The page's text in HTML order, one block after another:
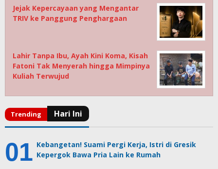
Jejak Kepercayaan yang Mengantar
TRIV ke Panggung Penghargaan
Lahir Tanpa Ibu, Ayah Kini Koma, Kisah
Fatoni Tak Menyerah hingga Mimpinya
Kuliah Terwujud
Kebangetan! Suami Pergi Kerja, Istri di Gresik
Kepergok Bawa Pria Lain ke Rumah